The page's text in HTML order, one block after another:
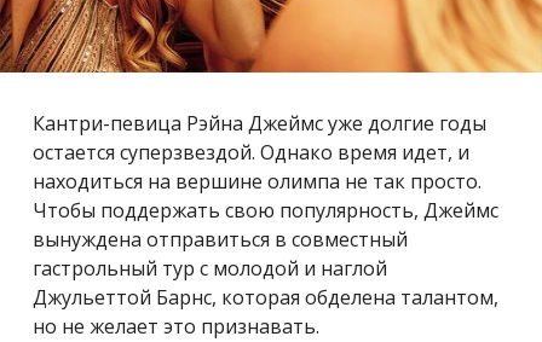
Кантри-певица Рэйна Джеймс уже долгие годы
остается суперзвездой. Однако время идет, и
находиться на вершине олимпа не так просто.
Чтобы поддержать свою популярность, Джеймс
вынуждена отправиться в совместный
гастрольный тур с молодой и наглой
Джульеттой Барнс, которая обделена талантом,
но не желает это признавать.